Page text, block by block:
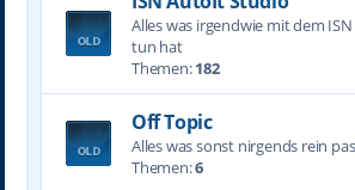
Alles was irgendwie mit dem
tun hat
Themen:182
Off Topic
Alles was sonst nirgends rein
Themen:6